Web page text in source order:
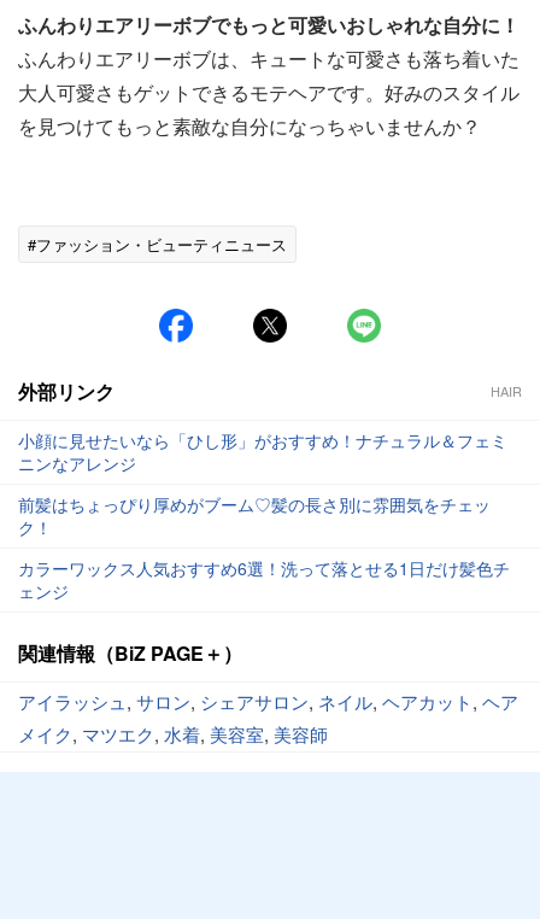
ふんわりエアリーボブでもっと可愛いおしゃれな自分に！
ふんわりエアリーボブは、キュートな可愛さも落ち着いた
大人可愛さもゲットできるモテヘアです。好みのスタイル
を見つけてもっと素敵な自分になっちゃいませんか？
#ファッション・ビューティニュース
外部リンク HAIR
小顔に見せたいなら「ひし形」がおすすめ！ナチュラル＆フェミ
ニンなアレンジ
前髪はちょっぴり厚めがブーム♡髪の長さ別に雰囲気をチェッ
ク！
カラーワックス人気おすすめ6選！洗って落とせる1日だけ髪色チ
ェンジ
関連情報（BiZ PAGE＋）
アイラッシュ, サロン, シェアサロン, ネイル, ヘアカット, ヘア
メイク, マツエク, 水着, 美容室, 美容師